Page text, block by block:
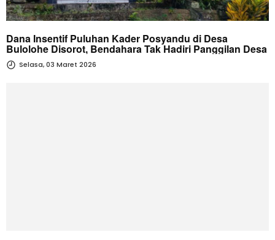
Dana Insentif Puluhan Kader Posyandu di Desa
Bulolohe Disorot, Bendahara Tak Hadiri Panggilan Desa
Selasa, 03 Maret 2026